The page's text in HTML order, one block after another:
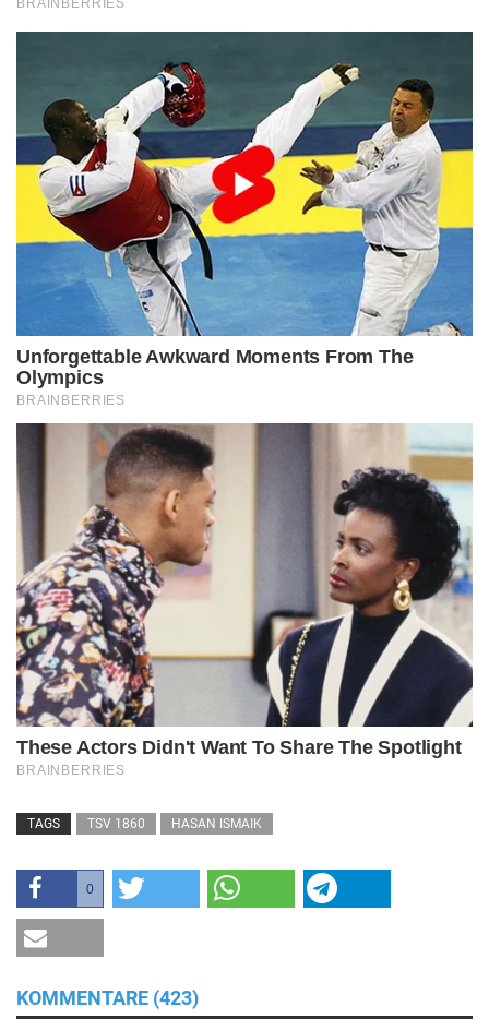
TAGS TSV 1860 HASAN ISMAIK
0
KOMMENTARE (423)